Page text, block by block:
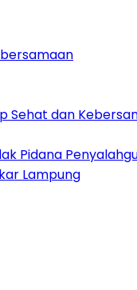
Sehat dan
Pidana
Lampung